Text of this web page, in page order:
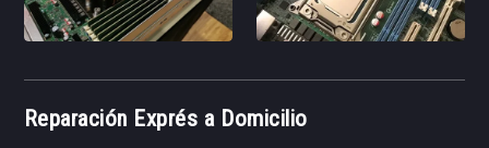
Reparación Exprés a Domicilio